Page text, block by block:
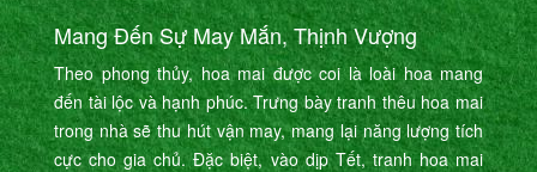
Mang Đến Sự May Mắn, Thịnh Vượng
Theo phong thủy, hoa mai được coi là loài hoa mang
đến tài lộc và hạnh phúc. Trưng bày tranh thêu hoa mai
trong nhà sẽ thu hút vận may, mang lại năng lượng tích
cực cho gia chủ. Đặc biệt, vào dịp Tết, tranh hoa mai